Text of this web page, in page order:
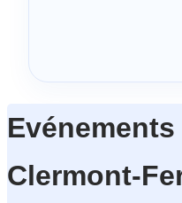
Clermont-